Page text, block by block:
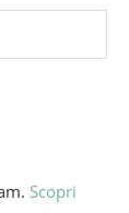
Scopri